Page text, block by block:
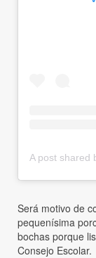
Será motivo de
pequenísima
bochas porque
Consejo Escolar.